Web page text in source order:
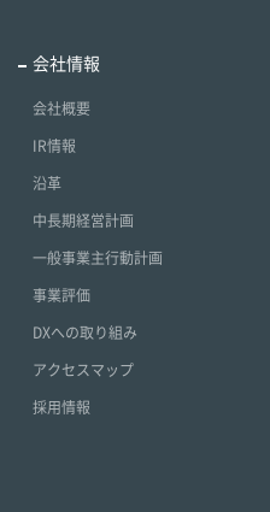
会社情報
会社概要
IR情報
沿革
中長期経営計画
一般事業主行動計画
事業評価
DXへの取り組み
アクセスマップ
採用情報